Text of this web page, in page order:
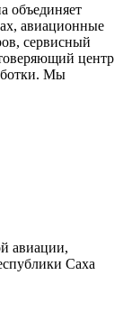
объединяет
авиационные
сервисный
центр
Мы
авиации,
Саха